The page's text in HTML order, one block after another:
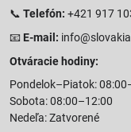
📞 Telefón: +421 917
📧 E-mail:
Otváracie hodiny:
Pondelok–Piatok:
Sobota: 08:00–12:00
Nedeľa: Zatvorené